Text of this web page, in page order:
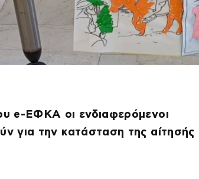
e-ΕΦΚΑ οι ενδιαφερόμενοι
για την κατάσταση της αίτησής